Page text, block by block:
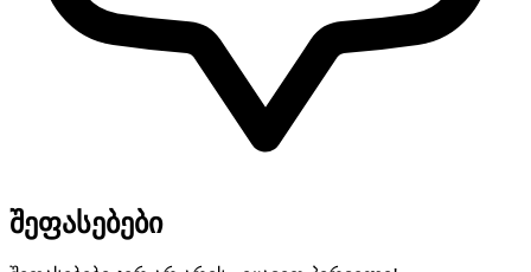
შეფასებები